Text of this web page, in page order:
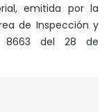
emitida por la
de Inspección y
8663 del 28 de